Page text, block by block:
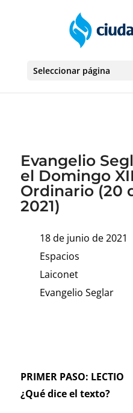
Seleccionar página
Evangelio
el Domingo
Ordinario (20
2021)
18 de junio de 2021
Espacios
Laiconet
Evangelio Seglar
PRIMER PASO: LECTIO
¿Qué dice el texto?